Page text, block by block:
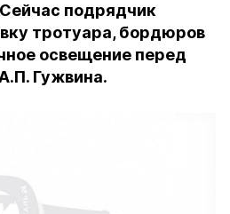
подрядчик
тротуара, бордюров
освещение перед
Гужвина.